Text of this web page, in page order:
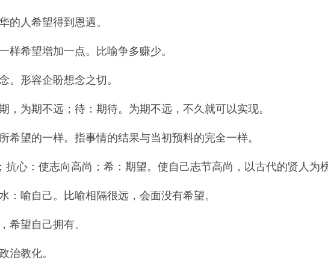
人希望得到恩遇。
希望增加一点。比喻争多赚少。
形容企盼想念之切。
为期不远；待：期待。为期不远，不久就可以实现。
望的一样。指事情的结果与当初预料的完全一样。
心：使志向高尚；希：期望。使自己志节高尚，以古代的贤人为榜
喻自己。比喻相隔很远，会面没有希望。
望自己拥有。
教化。